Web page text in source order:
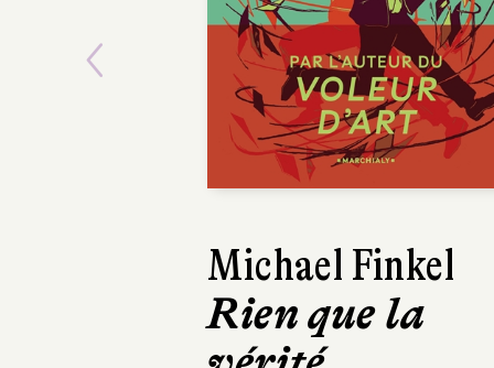
Michael Finkel
Rien que la
Emmanuel
Sur la route
Previous